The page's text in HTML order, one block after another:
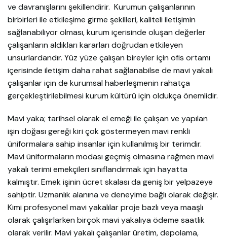
ve davranışlarını şekillendirir. Kurumun çalışanlarının
birbirleri ile etkileşime girme şekilleri, kaliteli iletişimin
sağlanabiliyor olması, kurum içerisinde oluşan değerler
çalışanların aldıkları kararları doğrudan etkileyen
unsurlardandır. Yüz yüze çalışan bireyler için ofis ortamı
içerisinde iletişim daha rahat sağlanabilse de mavi yakalı
çalışanlar için de kurumsal haberleşmenin rahatça
gerçekleştirilebilmesi kurum kültürü için oldukça önemlidir.
Mavi yaka; tarihsel olarak el emeği ile çalışan ve yapılan
işin doğası gereği kiri çok göstermeyen mavi renkli
üniformalara sahip insanlar için kullanılmış bir terimdir.
Mavi üniformaların modası geçmiş olmasına rağmen mavi
yakalı terimi emekçileri sınıflandırmak için hayatta
kalmıştır. Emek işinin ücret skalası da geniş bir yelpazeye
sahiptir. Uzmanlık alanına ve deneyime bağlı olarak değişir.
Kimi profesyonel mavi yakalılar proje bazlı veya maaşlı
olarak çalışırlarken birçok mavi yakalıya ödeme saatlik
olarak verilir. Mavi yakalı çalışanlar üretim, depolama,